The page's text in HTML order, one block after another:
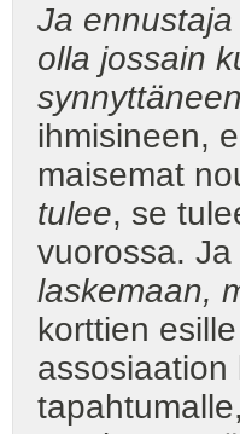
Ja
olla jossain
ihmisineen,
maisemat
tulee, se
vuorossa.
laskemaan,
korttien